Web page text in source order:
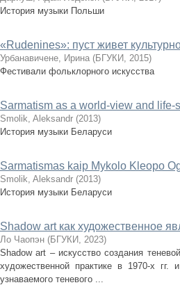
История музыки Польши
«Rudenines»: пуст живет
Урбанавичене, Ирина (БГУКИ, 2015)
Фестивали фольклорного искусства
Sarmatism as a world-view and
Smolik, Aleksandr (2013)
История музыки Беларуси
Sarmatismas kaip Mykolo Kleopo
Smolik, Aleksandr (2013)
История музыки Беларуси
Shadow art как художественное
Ло Чаопэн (БГУКИ, 2023)
Shadow art – искусство создания
художественной практике в 1970-х
узнаваемого теневого ...